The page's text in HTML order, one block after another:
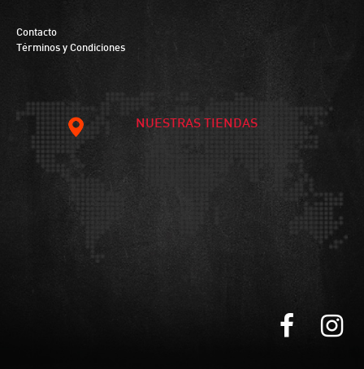
Contacto
Términos y Condiciones
NUESTRAS TIENDAS